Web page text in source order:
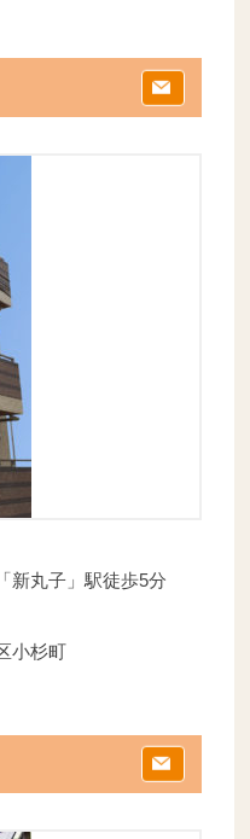
新丸子」駅徒歩5分
小杉町